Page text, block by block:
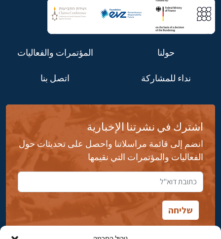
حولنا المؤتمرات والفعاليات
نداء للمشاركة اتصل بنا
اشترك في نشرتنا الإخبارية
انضم إلى قائمة مراسلاتنا واحصل على تحديثات حول
الفعاليات والمؤتمرات التي نقيمها